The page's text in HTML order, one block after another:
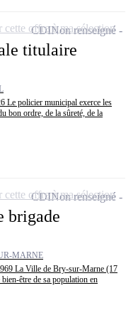
titulaire
Le policier municipal exerce les
bon ordre, de la sûreté, de la
CDINon renseigné
cette offre à ma sélection
brigade
MARNE
La Ville de Bry-sur-Marne (17
être de sa population en
CDINon renseigné
cette offre à ma sélection